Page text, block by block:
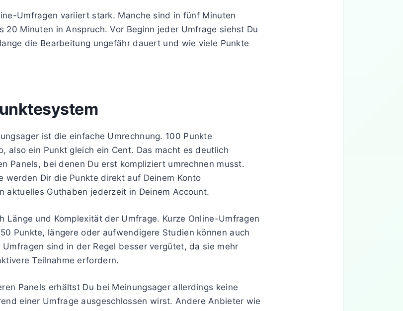
Umfragen variiert stark. Manche sind in fünf Minuten
20 Minuten in Anspruch. Vor Beginn jeder Umfrage siehst Du
die Bearbeitung ungefähr dauert und wie viele Punkte
ist die einfache Umrechnung. 100 Punkte
also ein Punkt gleich ein Cent. Das macht es deutlich
Panels, bei denen Du erst kompliziert umrechnen musst.
werden Dir die Punkte direkt auf Deinem Konto
aktuelles Guthaben jederzeit in Deinem Account.
Länge und Komplexität der Umfrage. Kurze Online-Umfragen
Punkte, längere oder aufwendigere Studien können auch
sind in der Regel besser vergütet, da sie mehr
Teilnahme erfordern.
Panels erhältst Du bei Meinungsager allerdings keine
einer Umfrage ausgeschlossen wirst. Andere Anbieter wie